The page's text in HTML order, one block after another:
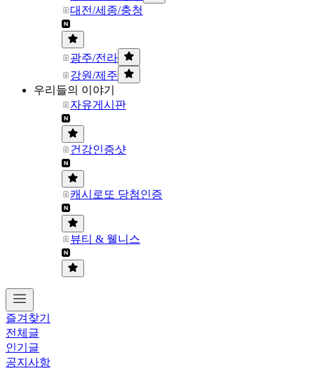
대전/세종/충청
광주/전라
강원/제주
우리들의 이야기
자유게시판
건강인증샷
캐시로또 당첨인증
뷰티 & 웰니스
즐겨찾기
전체글
인기글
공지사항